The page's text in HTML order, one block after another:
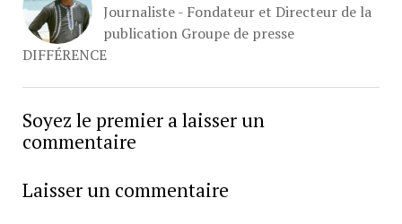
Journaliste - Fondateur et Directeur de la
publication Groupe de presse
DIFFÉRENCE
Soyez le premier a laisser un
commentaire
Laisser un commentaire